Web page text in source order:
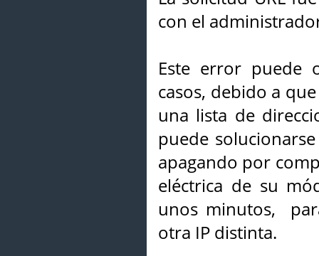
con el
Este error puede
casos, debido a
una lista de
puede
apagando por
eléctrica de su
unos minutos,
otra IP distinta.